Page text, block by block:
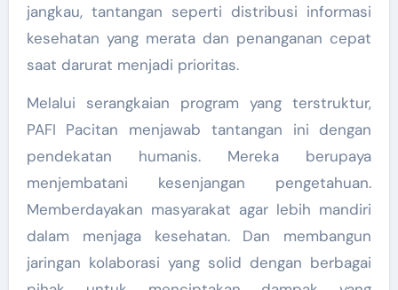
jangkau, tantangan seperti distribusi informasi
kesehatan yang merata dan penanganan cepat
saat darurat menjadi prioritas.
Melalui serangkaian program yang terstruktur,
PAFI Pacitan menjawab tantangan ini dengan
pendekatan humanis. Mereka berupaya
menjembatani kesenjangan pengetahuan.
Memberdayakan masyarakat agar lebih mandiri
dalam menjaga kesehatan. Dan membangun
jaringan kolaborasi yang solid dengan berbagai